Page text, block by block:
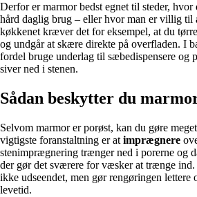
Derfor er marmor bedst egnet til steder,
hård daglig brug – eller hvor man er villig til
køkkenet kræver det for eksempel, at du
og undgår at skære direkte på overfladen. I
fordel bruge underlag til sæbedispensere og
siver ned i stenen.
Sådan beskytter du
Selvom marmor er porøst, kan du gøre
vigtigste foranstaltning er at imprægnere
stenimprægnering trænger ned i porerne og
der gør det sværere for væsker at trænge
ikke udseendet, men gør rengøringen lettere
levetid.